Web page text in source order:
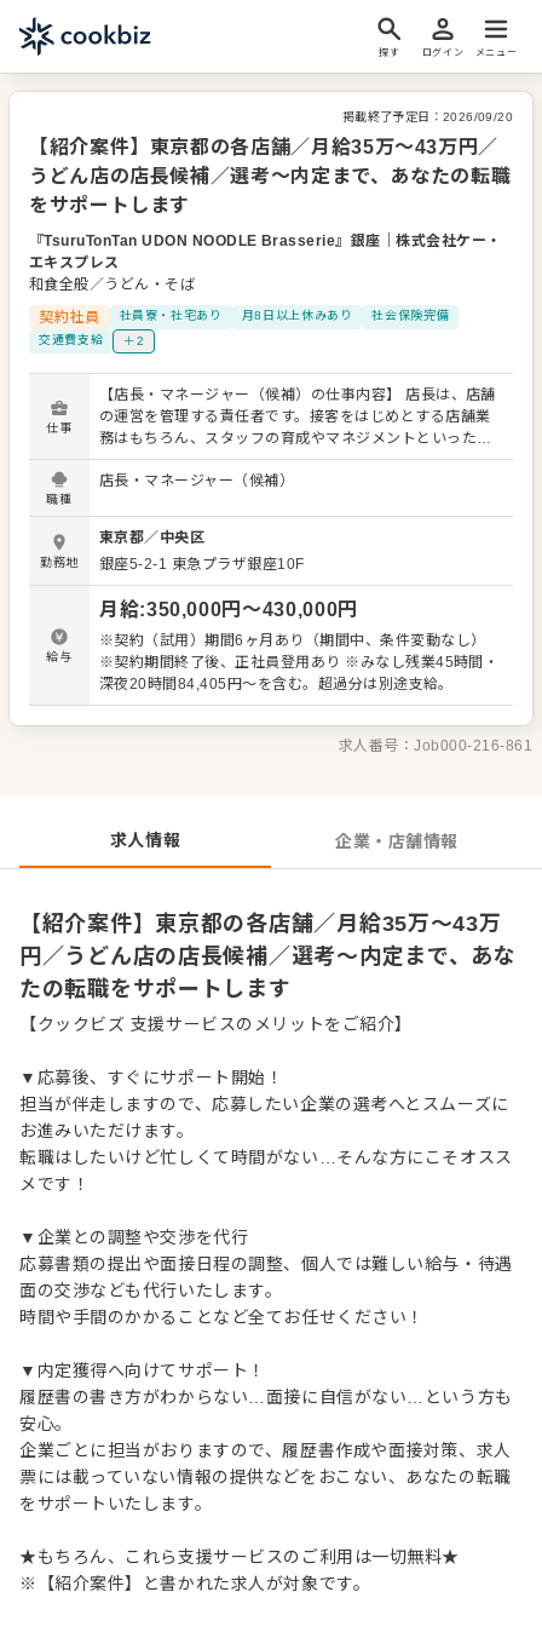
探す ログイン メニュー
掲載終了予定日： 2026/09/20
【紹介案件】東京都の各店舗／月給35万～43万円／
うどん店の店長候補／選考～内定まで、あなたの転職
をサポートします
『TsuruTonTan UDON NOODLE Brasserie』銀座 ｜株式会社ケー・
エキスプレス
和食全般／うどん・そば
契約社員
社員寮・社宅あり 月8日以上休みあり
社会保険完備
交通費支給
＋2
仕事
【店長・マネージャー（候補）の仕事内容】 店長は、店舗
の運営を管理する責任者です。接客をはじめとする店舗業
務はもちろん、スタッフの育成やマネジメントといった重
要な役割を担います。メインとなるのは、販促イベントや
キャンペーンの企画なども含め、売上に繋げていくことで
あなたならではのアイデアを積極的に発信してください。
【具体的には…】 ・ホール、キッチンの全体管理 ・予約管
理、電話対応 ・接客、サービス全般 ・売上管理、在庫管理
・スタッフの育成やマネジメント、シフト管理 など 入社
後はスキルに合わせた業務からお任せしますので、徐々に
仕事の幅を広げていきましょう。成長をしっかりサポート
しますので、経験に関わらず安心してスタートできる環境
です。 ゆくゆくはさらにステップアップなどめざせます。
職種
店長・マネージャー（候補）
勤務地
東京都／ 中央区
銀座5-2-1 東急プラザ銀座10F
給与
月給:350,000円〜430,000円
※契約（試用）期間6ヶ月あり（期間中、条件変動なし）
※契約期間終了後、正社員登用あり ※みなし残業45時間・
深夜20時間84,405円～を含む。超過分は別途支給。
求人番号：Job000-216-861
求人情報 企業・店舗情報
【紹介案件】東京都の各店舗／月給35万～43万
円／うどん店の店長候補／選考～内定まで、あな
たの転職をサポートします
【クックビズ 支援サービスのメリットをご紹介】
▼応募後、すぐにサポート開始！
担当が伴走しますので、応募したい企業の選考へとスムーズに
お進みいただけます。
転職はしたいけど忙しくて時間がない…そんな方にこそオスス
メです！
▼企業との調整や交渉を代行
応募書類の提出や面接日程の調整、個人では難しい給与・待遇
面の交渉なども代行いたします。
時間や手間のかかることなど全てお任せください！
▼内定獲得へ向けてサポート！
履歴書の書き方がわからない…面接に自信がない…という方も
安心。
企業ごとに担当がおりますので、履歴書作成や面接対策、求人
票には載っていない情報の提供などをおこない、あなたの転職
をサポートいたします。
★もちろん、これら支援サービスのご利用は一切無料★
※【紹介案件】と書かれた求人が対象です。